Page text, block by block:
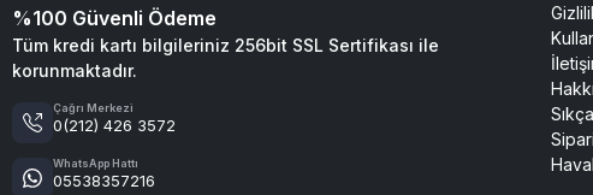
%100 Güvenli Ödeme
Tüm kredi kartı bilgileriniz 256bit SSL Sertifikası ile
korunmaktadır.
Çağrı Merkezi
0(212) 426 3572
WhatsApp Hattı
05538357216